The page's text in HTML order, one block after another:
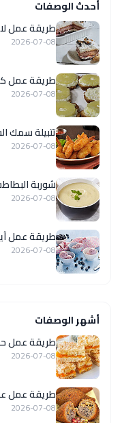
أحدث الوصفات
طريقة عمل
2026-07-08
طريقة عمل
2026-07-08
تتبيلة سمك
2026-07-08
شوربة
2026-07-08
طريقة عمل
2026-07-08
أشهر الوصفات
طريقة عمل
2026-07-08
طريقة عمل
2026-07-08